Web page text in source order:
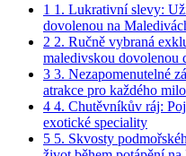
1 1. Lukrativní slevy:
dovolenou na
2 2. Ručně vybraná
⁤maledivskou dovolenou
3 3. Nezapomenutelné
atrakce pro každého
4 4. Chutěvníkův ráj:
exotické speciality
5 5. Skvosty